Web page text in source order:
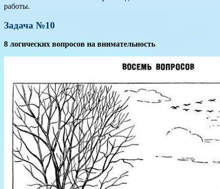
работы.
Задача №10
8 логических вопросов на внимательность